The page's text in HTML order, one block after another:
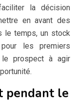
la décision
en avant des
le temps, un stock
les premiers
le prospect à agir
pendant le